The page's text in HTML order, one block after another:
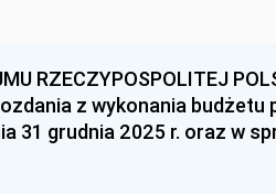
RZECZYPOSPOLITEJ
z wykonania budżetu
31 grudnia 2025 r. oraz w